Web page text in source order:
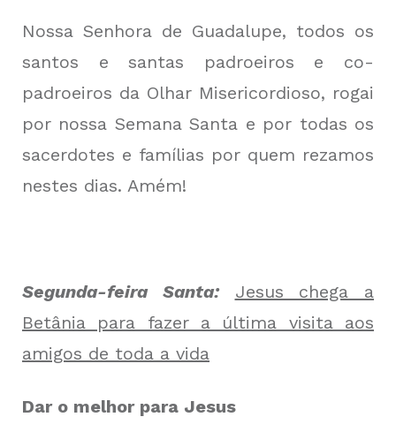
Nossa Senhora de Guadalupe, todos os
santos e santas padroeiros e co-
padroeiros da Olhar Misericordioso, rogai
por nossa Semana Santa e por todas os
sacerdotes e famílias por quem rezamos
nestes dias. Amém!
Segunda-feira Santa:
Jesus chega a
Betânia para fazer a última visita aos
amigos de toda a vida
Dar o melhor para Jesus